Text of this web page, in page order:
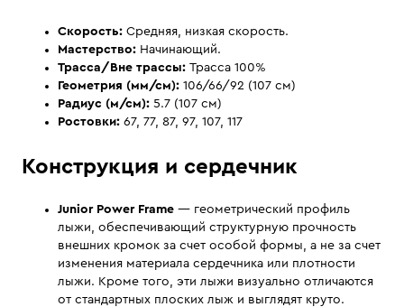
Скорость: Средняя, низкая скорость.
Мастерство: Начинающий.
Трасса/Вне трассы: Трасса 100%
Геометрия (мм/см): 106/66/92 (107 см)
Радиус (м/см): 5.7 (107 см)
Ростовки: 67, 77, 87, 97, 107, 117
Конструкция и сердечник
Junior Power Frame — геометрический профиль
лыжи, обеспечивающий структурную прочность
внешних кромок за счет особой формы, а не за счет
изменения материала сердечника или плотности
лыжи. Кроме того, эти лыжи визуально отличаются
от стандартных плоских лыж и выглядят круто.